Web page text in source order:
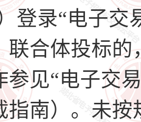
）登录“电子
联合体投标
参见“电子交
指南）。未按